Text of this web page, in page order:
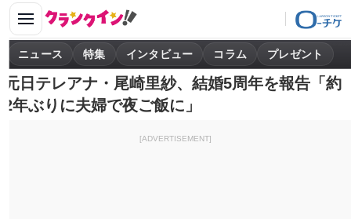
ニュース 特集 インタビュー コラム プレゼント
元日テレアナ・尾崎里紗、結婚5周年を報告「約
2年ぶりに夫婦で夜ご飯に」
[ADVERTISEMENT]